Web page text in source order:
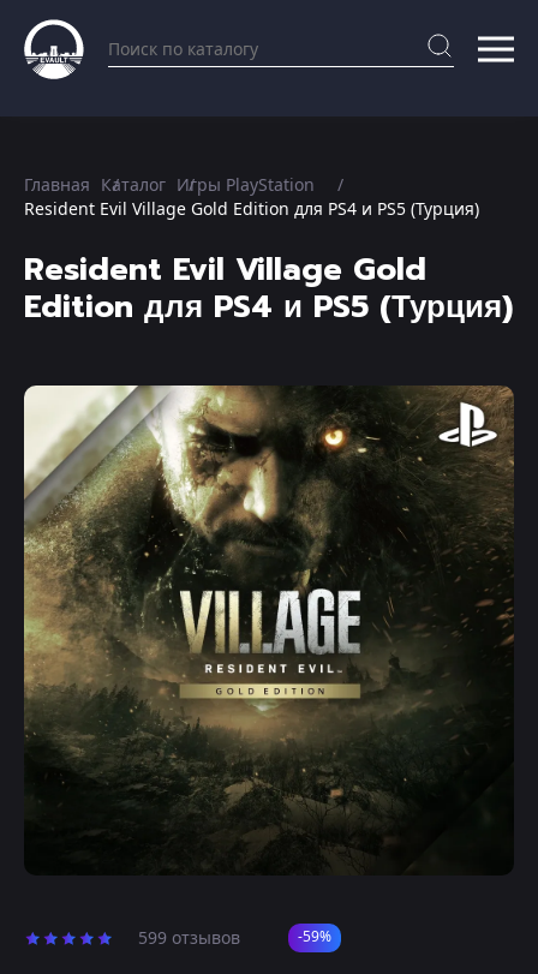
Главная Каталог Игры PlayStation
Resident Evil Village Gold Edition для PS4 и PS5 (Турция)
Resident Evil Village Gold
Edition для PS4 и PS5 (Турция)
599 отзывов -59%